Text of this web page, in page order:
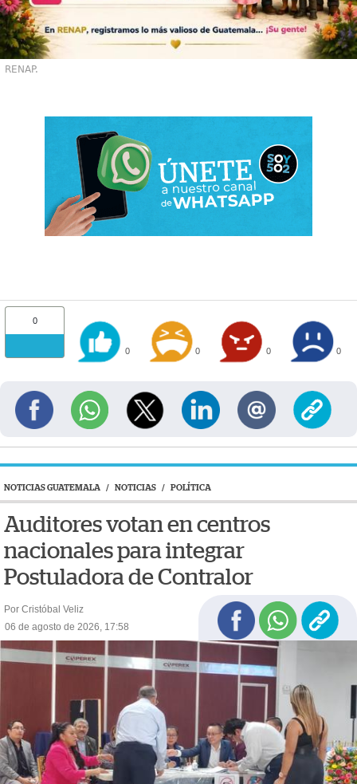
RENAP.
0
0 0 0 0
NOTICIAS GUATEMALA / NOTICIAS / POLÍTICA
Auditores votan en centros
nacionales para integrar
Postuladora de Contralor
Por Cristóbal Veliz
06 de agosto de 2026, 17:58